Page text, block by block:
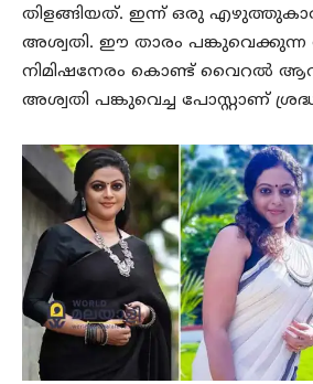
തിളങ്ങിയത്. ഇന്ന് ഒരു
അശ്വതി. ഈ താരം പങ്കുവെക്കുന്ന
നിമിഷനേരം കൊണ്ട് വൈറല്‍
അശ്വതി പങ്കുവെച്ച പോസ്റ്റാണ്